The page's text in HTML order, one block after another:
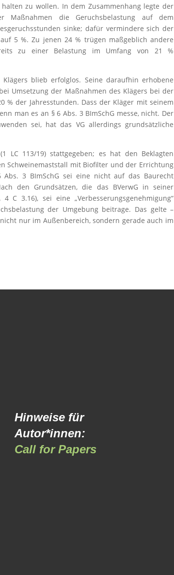
zu wollen. In dem Zusammenhang legte der
Maßnahmen die Geruchsbelastung auf dem
sinke; dafür vermindere sich der
5 %. Zu jenen 24 % trügen maßgeblich andere
zu einer Belastung im Umfang von 21 %
blieb erfolglos. Seine daraufhin erhobene
Umsetzung der Maßnahmen des Klägers bei der
% der Jahresstunden. Dass der Kläger mit seinem
man es an § 6 Abs. 3 BImSchG messe, nicht. Der
sei, hat das VG allerdings grundsätzliche
LC 113/19) stattgegeben; es hat den Beklagten
Schweinemaststall mit Biofilter und der Errichtung
3 BImSchG sei eine nicht auf das Baurecht
den Grundsätzen, die das BVerwG in seiner
C 3.16), sei eine „Verbesserungsgenehmigung“
der Umgebung beitrage. Das gelte –
nur im Außenbereich, sondern gerade auch im
Hinweise für
Autor*innen:
Call for Papers